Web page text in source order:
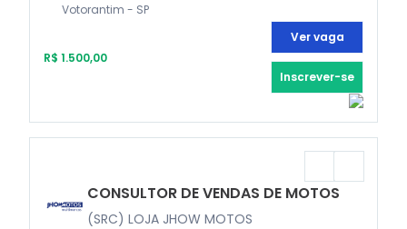
Votorantim - SP
R$ 1.500,00
Ver vaga
Inscrever-se
CONSULTOR DE VENDAS DE MOTOS
(SRC) LOJA JHOW MOTOS